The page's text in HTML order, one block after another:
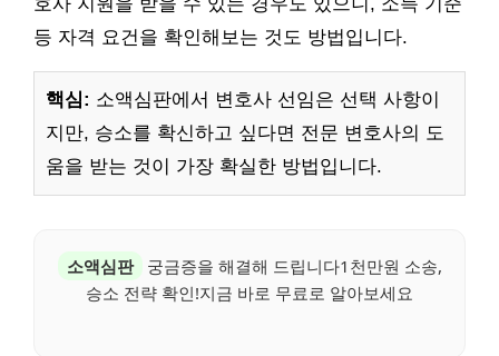
호사 지원을 받을 수 있는 경우도 있으니, 소득 기준
등 자격 요건을 확인해보는 것도 방법입니다.
핵심: 소액심판에서 변호사 선임은 선택 사항이
지만, 승소를 확신하고 싶다면 전문 변호사의 도
움을 받는 것이 가장 확실한 방법입니다.
소액심판
궁금증을 해결해 드립니다1천만원 소송,
승소 전략 확인!지금 바로 무료로 알아보세요